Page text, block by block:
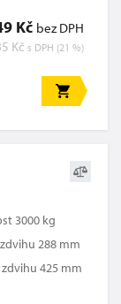
Kč bez DPH
Kč s DPH (21 %)
3000 kg
288 mm
425 mm